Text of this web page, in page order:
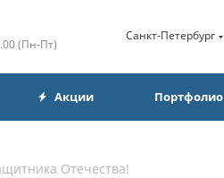
(Пн‑Пт)
Санкт-Петербург
Акции Портфолио
Отечества!